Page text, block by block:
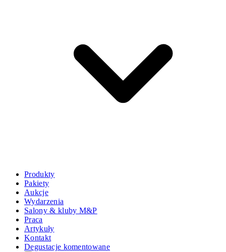
Produkty
Pakiety
Aukcje
Wydarzenia
Salony & kluby M&P
Praca
Artykuły
Kontakt
Degustacje komentowane